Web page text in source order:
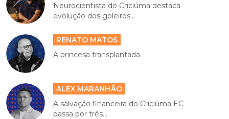
Neurocientista do Criciúma destaca
evolução dos goleiros...
RENATO MATOS
A princesa transplantada
ALEX MARANHÃO
A salvação financeira do Criciúma EC
passa por três...